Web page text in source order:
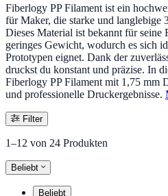
Fiberlogy PP Filament ist ein
für Maker, die starke und langlebige
Dieses Material ist bekannt für
geringes Gewicht, wodurch es sich
Prototypen eignet. Dank der
druckst du konstant und präzise. In
Fiberlogy PP Filament mit 1,75 mm
und professionelle Druckergebnisse.
Filter
1–12 von 24 Produkten
Beliebt
Beliebt